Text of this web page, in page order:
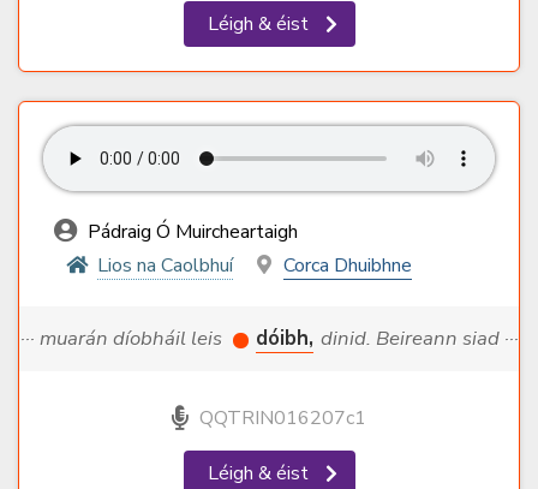
Léigh & éist
Pádraig Ó Muircheartaigh
Lios na Caolbhuí
Corca Dhuibhne
··· muarán díobháil leis dóibh, dinid. Beireann siad ···
QQTRIN016207c1
Léigh & éist